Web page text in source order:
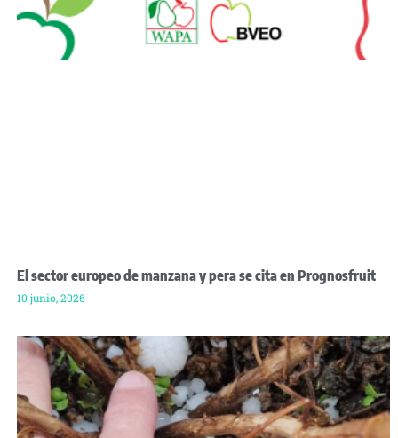
El sector europeo de manzana y pera se cita en Prognosfruit
10 junio, 2026